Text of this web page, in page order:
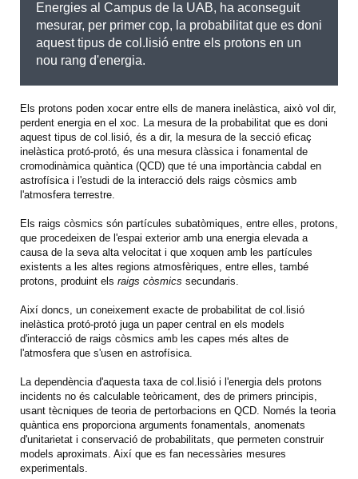
Energies al Campus de la UAB, ha aconseguit
mesurar, per primer cop, la probabilitat que es doni
aquest tipus de col.lisió entre els protons en un
nou rang d'energia.
Els protons poden xocar entre ells de manera inelàstica, això vol dir,
perdent energia en el xoc. La mesura de la probabilitat que es doni
aquest tipus de col.lisió, és a dir, la mesura de la secció eficaç
inelàstica protó-protó, és una mesura clàssica i fonamental de
cromodinàmica quàntica (QCD) que té una importància cabdal en
astrofísica i l'estudi de la interacció dels raigs còsmics amb
l'atmosfera terrestre.
Els raigs còsmics són partícules subatòmiques, entre elles, protons,
que procedeixen de l'espai exterior amb una energia elevada a
causa de la seva alta velocitat i que xoquen amb les partícules
existents a les altes regions atmosfèriques, entre elles, també
protons, produint els raigs còsmics secundaris.
Així doncs, un coneixement exacte de probabilitat de col.lisió
inelàstica protó-protó juga un paper central en els models
d'interacció de raigs còsmics amb les capes més altes de
l'atmosfera que s'usen en astrofísica.
La dependència d'aquesta taxa de col.lisió i l'energia dels protons
incidents no és calculable teòricament, des de primers principis,
usant tècniques de teoria de pertorbacions en QCD. Només la teoria
quàntica ens proporciona arguments fonamentals, anomenats
d'unitarietat i conservació de probabilitats, que permeten construir
models aproximats. Així que es fan necessàries mesures
experimentals.